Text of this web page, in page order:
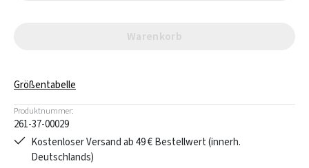
Warenkorb
Größentabelle
Produktnummer:
261-37-00029
Kostenloser Versand ab 49 € Bestellwert (innerh.
Deutschlands)